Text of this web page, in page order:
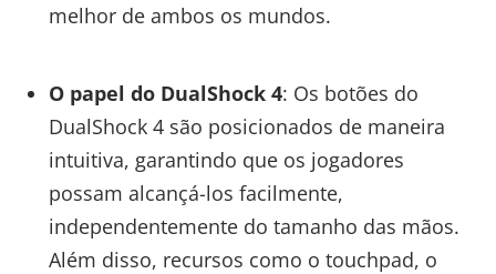
melhor de ambos os mundos.
O papel do DualShock 4: Os botões do
DualShock 4 são posicionados de maneira
intuitiva, garantindo que os jogadores
possam alcançá-los facilmente,
independentemente do tamanho das mãos.
Além disso, recursos como o touchpad, o